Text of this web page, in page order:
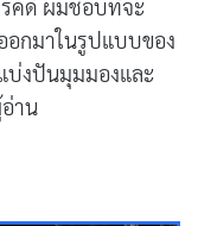
เหมือนในซีซั่นแรก
เรื่องราว หนึ่งใน
เจ้าหน้าที่
ไม่ค่อยสมบูรณ์เท่า
David Stewart)
รคดี ผมชอบที่จะ
อกมาในรูปแบบของ
บ่งปันมุมมองและ
าน